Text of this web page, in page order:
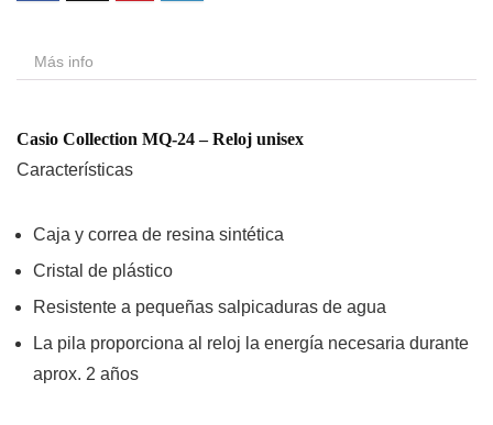
Más info
Casio Collection MQ-24 – Reloj unisex
Características
Caja y correa de resina sintética
Cristal de plástico
Resistente a pequeñas salpicaduras de agua
La pila proporciona al reloj la energía necesaria durante
aprox. 2 años